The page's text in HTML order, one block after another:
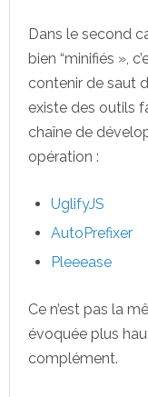
Dans le second
bien “minifiés »,
contenir de saut
existe des outils
chaîne de
opération :
UglifyJS
AutoPrefixer
Pleeease
Ce n’est pas la
évoquée plus
complément.